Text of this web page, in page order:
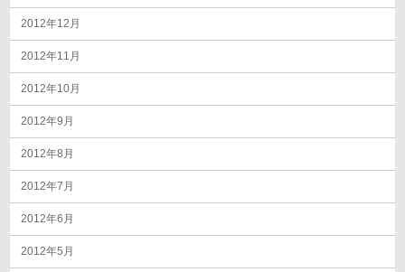
2012年12月
2012年11月
2012年10月
2012年9月
2012年8月
2012年7月
2012年6月
2012年5月